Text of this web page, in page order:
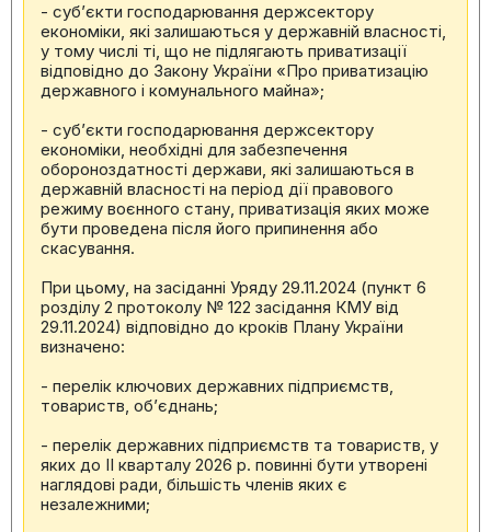
- суб’єкти господарювання держсектору
економіки, які залишаються у державній власності,
у тому числі ті, що не підлягають приватизації
відповідно до Закону України «Про приватизацію
державного і комунального майна»;
- суб’єкти господарювання держсектору
економіки, необхідні для забезпечення
обороноздатності держави, які залишаються в
державній власності на період дії правового
режиму воєнного стану, приватизація яких може
бути проведена після його припинення або
скасування.
При цьому, на засіданні Уряду 29.11.2024 (пункт 6
розділу 2 протоколу № 122 засідання КМУ від
29.11.2024) відповідно до кроків Плану України
визначено:
- перелік ключових державних підприємств,
товариств, об’єднань;
- перелік державних підприємств та товариств, у
яких до ІІ кварталу 2026 р. повинні бути утворені
наглядові ради, більшість членів яких є
незалежними;